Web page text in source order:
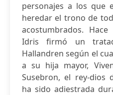
personajes a los que
heredar el trono de
acostumbrados.
Idris firmó un
Hallandren según el
a su hija mayor,
Susebron, el rey-dios
ha sido adiestrada